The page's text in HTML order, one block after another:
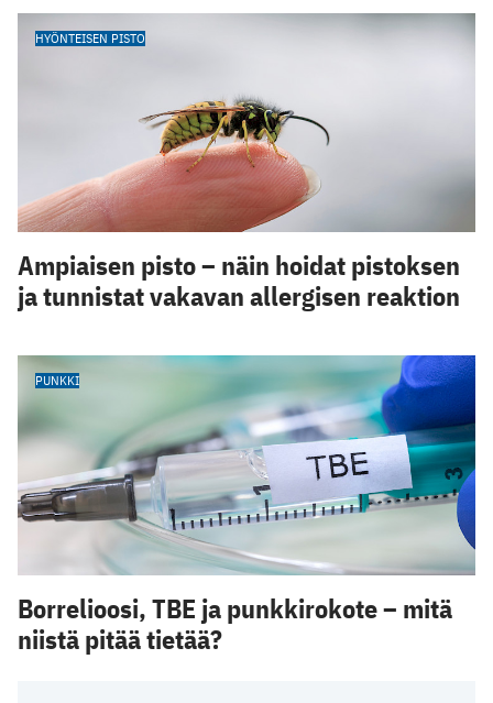
HYÖNTEISEN PISTO
Ampiaisen pisto – näin hoidat pistoksen
ja tunnistat vakavan allergisen reaktion
PUNKKI
Borrelioosi, TBE ja punkkirokote – mitä
niistä pitää tietää?